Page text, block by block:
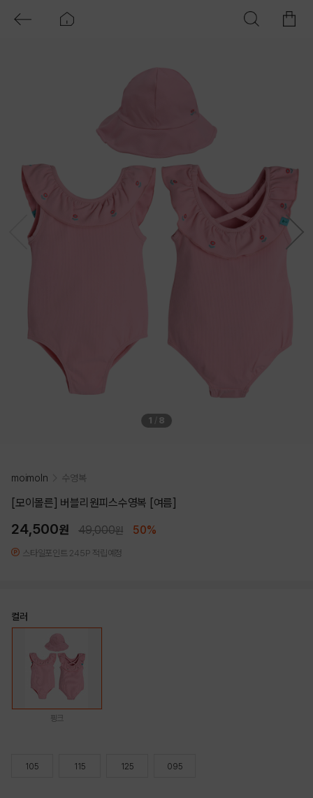
1 / 8
moimoln 수영복
[모이몰른] 버블리원피스수영복 [여름]
24,500원 49,000원 50%
스타일포인트 245P 적립예정
컬러
핑크
105 115 125 095